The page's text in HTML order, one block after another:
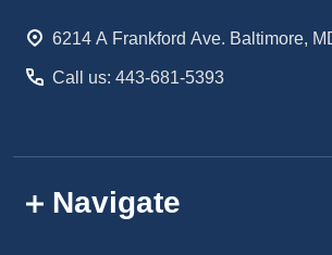
6214 A Frankford Ave. Baltimore,
Call us: 443-681-5393
Navigate